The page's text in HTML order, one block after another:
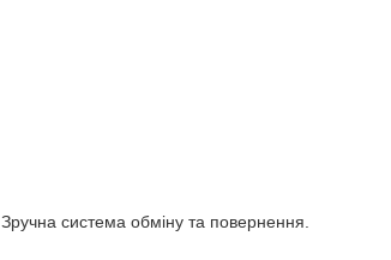
Зручна система обміну та повернення.